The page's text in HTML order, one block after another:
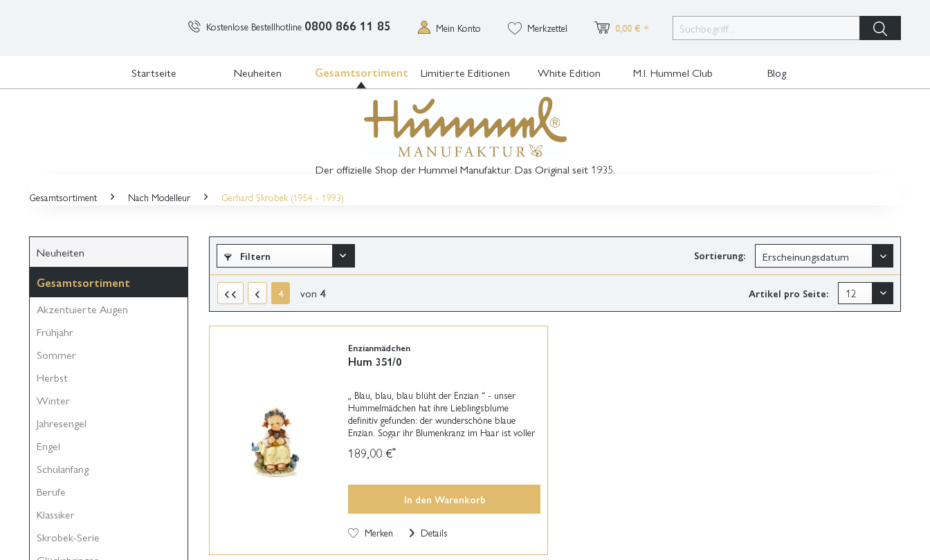
Kostenlose Bestellhotline 0800 866 11 85 Mein Konto Merkzettel 0,00 € *
Startseite Neuheiten Gesamtsortiment Limitierte Editionen White Edition M.I. Hummel Club Blog
Der offizielle Shop der Hummel Manufaktur. Das Original seit 1935.
Gesamtsortiment Nach Modelleur Gerhard Skrobek (1954 - 1993)
Neuheiten
Gesamtsortiment
Akzentuierte Augen
Frühjahr
Sommer
Herbst
Winter
Jahresengel
Engel
Schulanfang
Berufe
Klassiker
Skrobek-Serie
Filtern Sortierung:
4 von 4 Artikel pro Seite:
Enzianmädchen
Hum 351/0
„ Blau, blau, blau blüht der Enzian “ - unser
Hummelmädchen hat ihre Lieblingsblume
definitiv gefunden: der wunderschöne blaue
Enzian. Sogar ihr Blumenkranz im Haar ist voller
Enzianblüten und umrandet ihre Stirn. In
Gedanken versunken...
189,00 €*
In den Warenkorb
Merken Details